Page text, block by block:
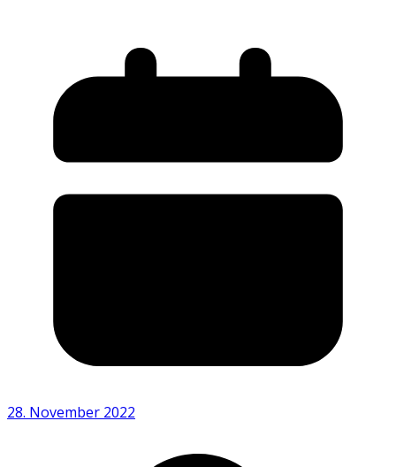
28. November 2022